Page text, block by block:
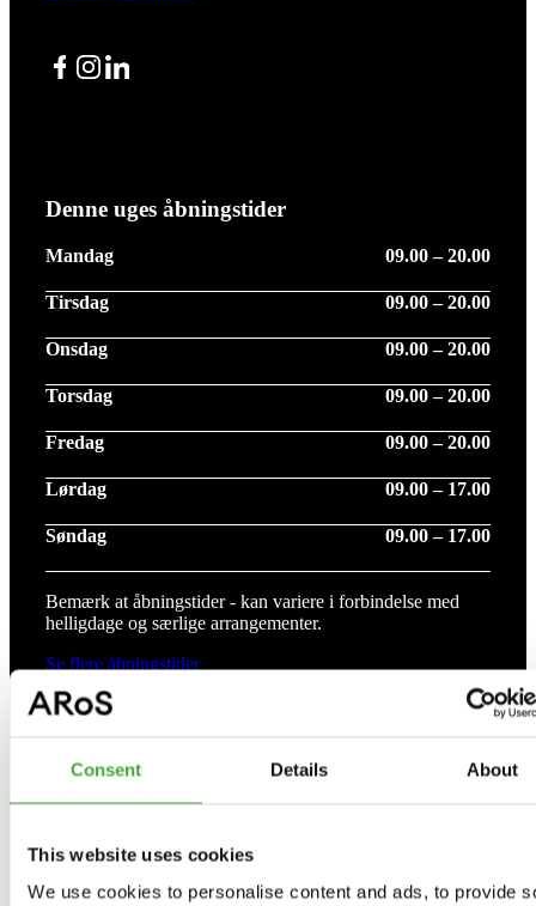
Consent Details About
This website uses cookies
We use cookies to personalise content and ads, to provide
Facebook
Instagram
LinkedIn
Denne uges åbningstider
Mandag 09.00 – 20.00
Tirsdag 09.00 – 20.00
Onsdag 09.00 – 20.00
Torsdag 09.00 – 20.00
Fredag 09.00 – 20.00
Lørdag 09.00 – 17.00
Søndag 09.00 – 17.00
Bemærk at åbningstider - kan variere i forbindelse med
helligdage og særlige arrangementer.
Se flere åbningstider
Udstillinger
Aktuelle udstillinger